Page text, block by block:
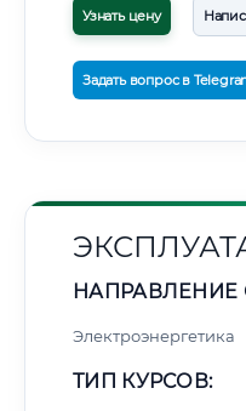
Узнать цену
Задать вопрос в
НАПРАВЛЕНИЕ
Электроэнергетика
ТИП КУРСОВ: